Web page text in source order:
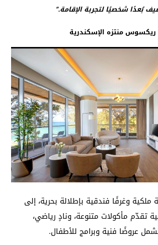
بُعدًا شخصيًا لتجربة الإقامة.”
منتزه الإسكندرية
وغرفًا فندقية بإطلالة بحرية، إلى
تقدّم مأكولات متنوعة، ونادٍ رياضي،
عروضًا فنية وبرامج للأطفال.